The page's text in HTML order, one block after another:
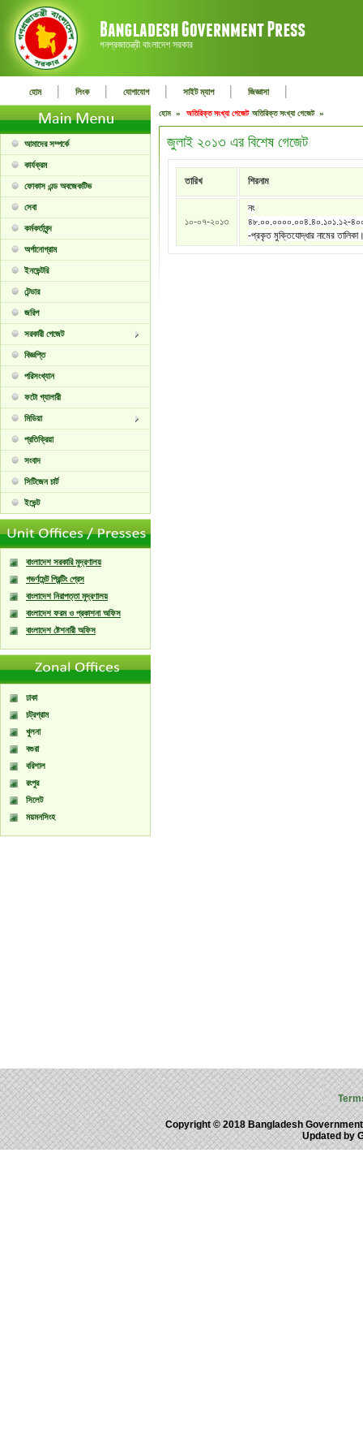
গনপ্রজাতন্ত্রী বাংলাদেশ সরকার
হোম | লিংক | যোগাযোগ | সাইট ম্যাপ | জিজ্ঞাসা |
আমাদের সম্পর্কে
কার্যক্রম
ফোকাস এন্ড অবজেকটিভ
সেবা
কর্মকর্তাবৃন্দ
অর্গানোগ্রাম
ইনভেন্টরি
টেন্ডার
জরিপ
সরকারী গেজেট
বিজ্ঞপ্তি
পরিসংখ্যান
ফটো গ্যালারী
মিডিয়া
প্রতিক্রিয়া
সংবাদ
সিটিজেন চার্ট
ইভেন্ট
বাংলাদেশ সরকারি মুদ্রণালয়
গভর্ণমেন্ট প্রিন্টিং প্রেস
বাংলাদেশ নিরাপত্তা মুদ্রণালয়
বাংলাদেশ ফরম ও প্রকাশনা অফিস
বাংলাদেশ ষ্টেশনারী অফিস
ঢাকা
চট্রগ্রাম
খুলনা
বগুরা
বরিশাল
রংপুর
সিলেট
ময়মনসিংহ
হোম » অতিরিক্ত সংখ্যা গেজেট অতিরিক্ত সংখ্যা গেজেট »
জুলাই ২০১৩ এর বিশেষ গেজেট
তারিখ শিরনাম
১০-০৭-২০১৩
নং
৪৮.০০.০০০০.০০৪.৪০.১০১.১২-
-প্রকৃত মুক্তিযোদ্ধার নামের
Copyright © 2018 Bangladesh
Updated by